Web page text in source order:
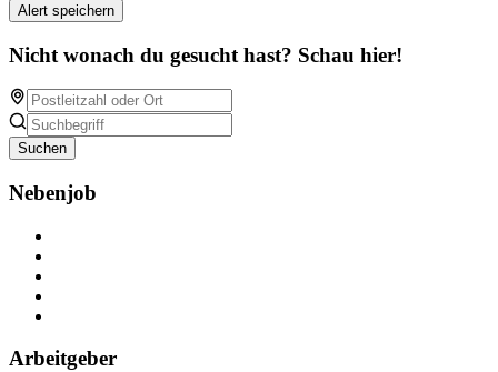
Alert speichern
Nicht wonach du gesucht hast? Schau hier!
Suchen
Nebenjob
Arbeitgeber